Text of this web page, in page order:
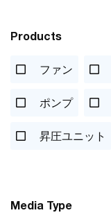
Products
ファン
ポンプ
昇圧ユニット
Media Type